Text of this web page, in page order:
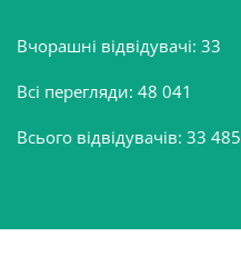
Вчорашні відвідувачі: 33
Всі перегляди: 48 041
Всього відвідувачів: 33 485